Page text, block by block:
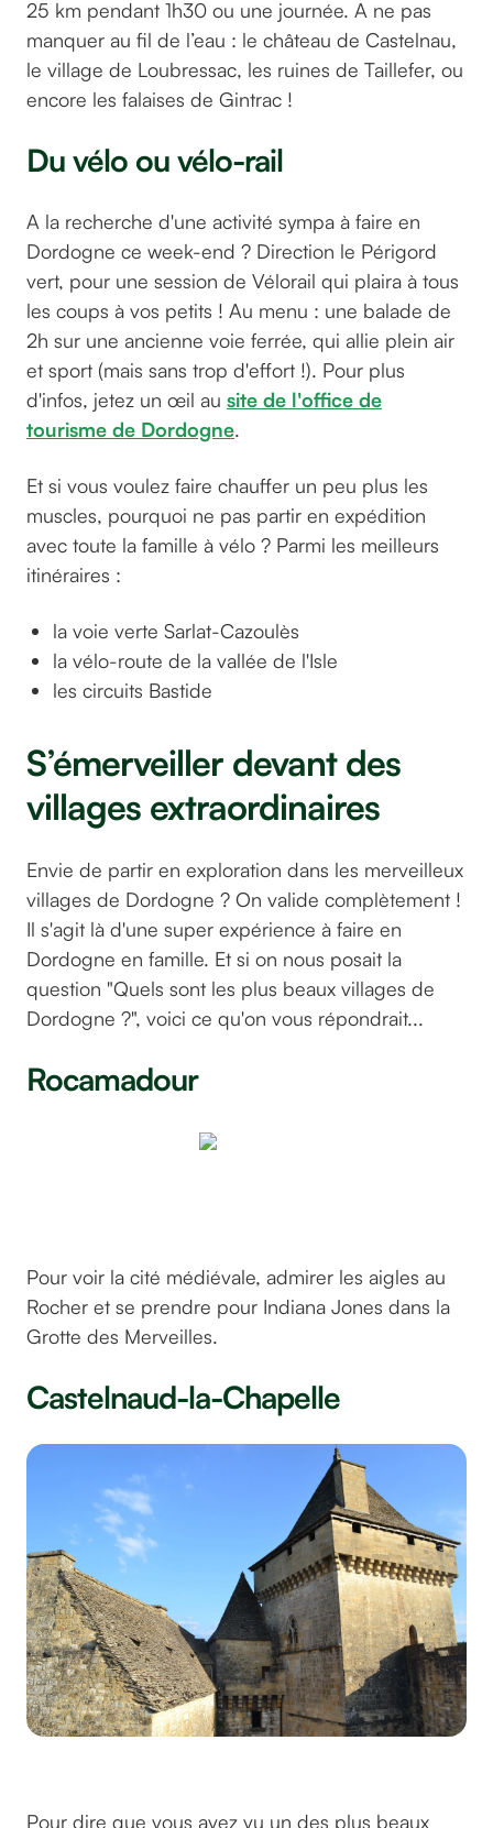
25 km pendant 1h30 ou une journée. A ne pas
manquer au fil de l’eau : le château de Castelnau,
le village de Loubressac, les ruines de Taillefer, ou
encore les falaises de Gintrac !
Du vélo ou vélo-rail
A la recherche d'une activité sympa à faire en
Dordogne ce week-end ? Direction le Périgord
vert, pour une session de Vélorail qui plaira à tous
les coups à vos petits ! Au menu : une balade de
2h sur une ancienne voie ferrée, qui allie plein air
et sport (mais sans trop d'effort !). Pour plus
d'infos, jetez un œil au site de l'office de
tourisme de Dordogne.
Et si vous voulez faire chauffer un peu plus les
muscles, pourquoi ne pas partir en expédition
avec toute la famille à vélo ? Parmi les meilleurs
itinéraires :
la voie verte Sarlat-Cazoulès
la vélo-route de la vallée de l'Isle
les circuits Bastide
S’émerveiller devant des
villages extraordinaires
Envie de partir en exploration dans les merveilleux
villages de Dordogne ? On valide complètement !
Il s'agit là d'une super expérience à faire en
Dordogne en famille. Et si on nous posait la
question "Quels sont les plus beaux villages de
Dordogne ?", voici ce qu'on vous répondrait...
Rocamadour
Pour voir la cité médiévale, admirer les aigles au
Rocher et se prendre pour Indiana Jones dans la
Grotte des Merveilles.
Castelnaud-la-Chapelle
Pour dire que vous avez vu un des plus beaux